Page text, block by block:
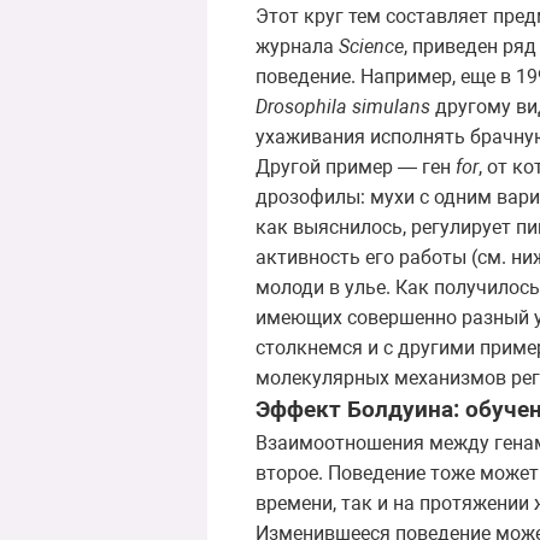
Этот круг тем составляет
журнала Science, приведен
поведение. Например, еще в
Drosophila simulans другому
ухаживания исполнять
Другой пример — ген for, от
дрозофилы: мухи с одним
как выяснилось, регулирует
активность его работы (см.
молоди в улье. Как
имеющих совершенно разный
столкнемся и с другими
молекулярных механизмов
Эффект Болдуина:
Взаимоотношения между
второе. Поведение тоже
времени, так и на протяжении
Изменившееся поведение